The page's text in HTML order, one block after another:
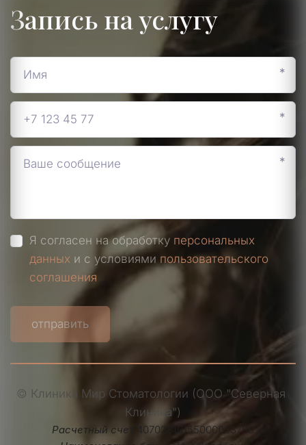
Запись на услугу
*
*
*
Я согласен на обработку персональных
данных и с условиями пользовательского
соглашения
отправить
© Клиника Мир Стоматологии (ООО "Северная
Клиника")
Расчетный счет
40702810155000033788